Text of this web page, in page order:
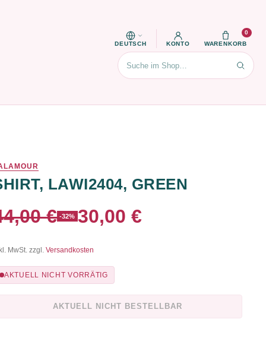
DEUTSCH KONTO WARENKORB
0
Suchen
LAWI2404, GREEN
€ -32% 30,00 €
MwSt. zzgl. Versandkosten
AKTUELL NICHT VORRÄTIG
AKTUELL NICHT BESTELLBAR